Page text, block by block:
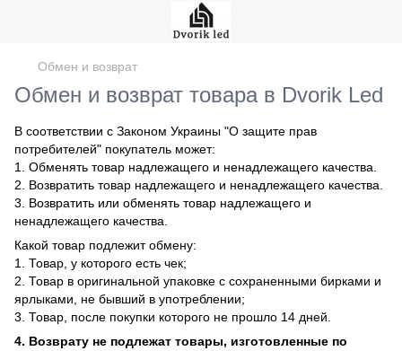
Обмен и возврат
Обмен и возврат товара в Dvorik Led
В соответствии с Законом Украины "О защите прав
потребителей" покупатель может:
1. Обменять товар надлежащего и ненадлежащего качества.
2. Возвратить товар надлежащего и ненадлежащего качества.
3. Возвратить или обменять товар надлежащего и
ненадлежащего качества.
Какой товар подлежит обмену:
1. Товар, у которого есть чек;
2. Товар в оригинальной упаковке с сохраненными бирками и
ярлыками, не бывший в употреблении;
3. Товар, после покупки которого не прошло 14 дней.
4. Возврату не подлежат товары, изготовленные по